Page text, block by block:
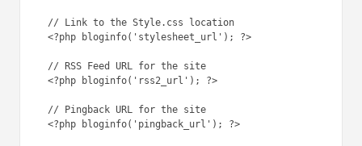
// Link to the Style.css location
<?php bloginfo('stylesheet_url'); ?>
// RSS Feed URL for the site
<?php bloginfo('rss2_url'); ?>
// Pingback URL for the site
<?php bloginfo('pingback_url'); ?>